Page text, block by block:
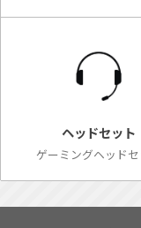
ヘッドセット
ゲーミングヘッドセ